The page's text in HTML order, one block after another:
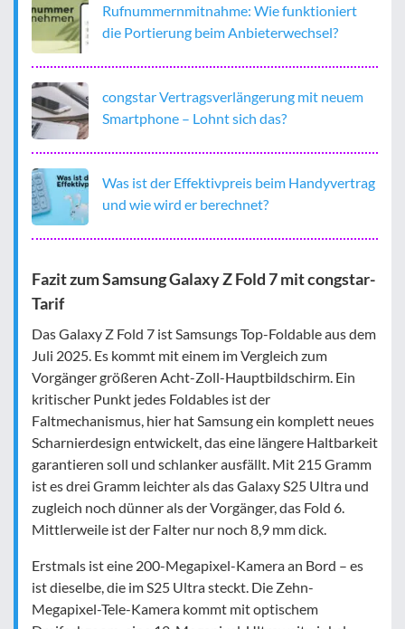
Rufnummernmitnahme: Wie funktioniert
die Portierung beim Anbieterwechsel?
congstar Vertragsverlängerung mit neuem
Smartphone – Lohnt sich das?
Was ist der Effektivpreis beim Handyvertrag
und wie wird er berechnet?
Fazit zum Samsung Galaxy Z Fold 7 mit congstar-
Tarif
Das Galaxy Z Fold 7 ist Samsungs Top-Foldable aus dem
Juli 2025. Es kommt mit einem im Vergleich zum
Vorgänger größeren Acht-Zoll-Hauptbildschirm. Ein
kritischer Punkt jedes Foldables ist der
Faltmechanismus, hier hat Samsung ein komplett neues
Scharnierdesign entwickelt, das eine längere Haltbarkeit
garantieren soll und schlanker ausfällt. Mit 215 Gramm
ist es drei Gramm leichter als das Galaxy S25 Ultra und
zugleich noch dünner als der Vorgänger, das Fold 6.
Mittlerweile ist der Falter nur noch 8,9 mm dick.
Erstmals ist eine 200-Megapixel-Kamera an Bord – es
ist dieselbe, die im S25 Ultra steckt. Die Zehn-
Megapixel-Tele-Kamera kommt mit optischem